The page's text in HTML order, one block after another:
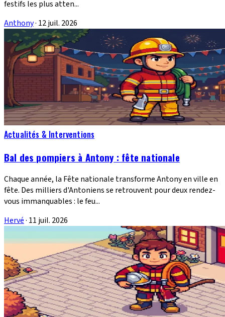
festifs les plus atten...
Anthony· 12 juil. 2026
Actualités & Interventions
Bal des pompiers à Antony : fête nationale
Chaque année, la Fête nationale transforme Antony en ville en
fête. Des milliers d'Antoniens se retrouvent pour deux rendez-
vous immanquables : le feu...
Hervé· 11 juil. 2026